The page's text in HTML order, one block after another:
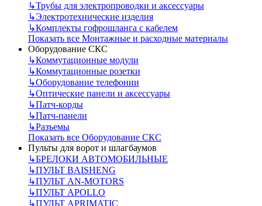
↳Трубы для электропроводки и аксессуары
↳Электротехнические изделия
↳Комплекты гофрошланга с кабелем
Показать все Монтажные и расходные материалы
Оборудование СКС
↳Коммутационные модули
↳Коммутационные розетки
↳Оборудование телефонии
↳Оптические панели и аксессуары
↳Патч-корды
↳Патч-панели
↳Разъемы
Показать все Оборудование СКС
Пульты для ворот и шлагбаумов
↳БРЕЛОКИ АВТОМОБИЛЬНЫЕ
↳ПУЛЬТ BAISHENG
↳ПУЛЬТ AN-MOTORS
↳ПУЛЬТ APOLLO
↳ПУЛЬТ APRIMATIC